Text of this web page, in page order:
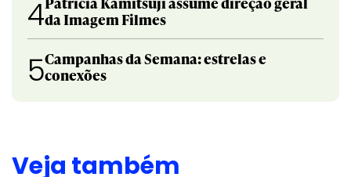
4da Imagem Filmes
5Campanhas da Semana: estrelas e
conexões
Veja também